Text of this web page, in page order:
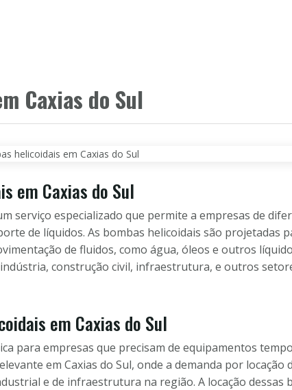
Caxias do Sul
em Caxias do Sul
serviço especializado que permite a empresas de
de líquidos. As bombas helicoidais são projetadas
de fluidos, como água, óleos e outros
construção civil, infraestrutura, e outros
em Caxias do Sul
para empresas que precisam de equipamentos
em Caxias do Sul, onde a demanda por locação
e de infraestrutura na região. A locação dessas